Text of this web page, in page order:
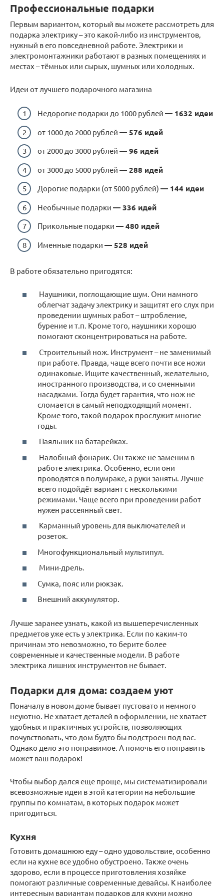
Профессиональные подарки
Первым вариантом, который вы можете рассмотреть для
подарка электрику – это какой-либо из инструментов,
нужный в его повседневной работе. Электрики и
электромонтажники работают в разных помещениях и
местах – тёмных или сырых, шумных или холодных.
Идеи от лучшего подарочного магазина
Недорогие подарки до 1000 рублей — 1632 идеи
от 1000 до 2000 рублей — 576 идей
от 2000 до 3000 рублей — 96 идей
от 3000 до 5000 рублей — 288 идей
Дорогие подарки (от 5000 рублей) — 144 идеи
Необычные подарки — 336 идей
Прикольные подарки — 480 идей
Именные подарки — 528 идей
В работе обязательно пригодятся:
Наушники, поглощающие шум. Они намного
облегчат задачу электрику и защитят его слух при
проведении шумных работ – штробление,
бурение и т.п. Кроме того, наушники хорошо
помогают сконцентрироваться на работе.
Строительный нож. Инструмент – не заменимый
при работе. Правда, чаще всего почти все ножи
одинаковые. Ищите качественный, желательно,
иностранного производства, и со сменными
насадками. Тогда будет гарантия, что нож не
сломается в самый неподходящий момент.
Кроме того, такой подарок прослужит многие
годы.
Паяльник на батарейках.
Налобный фонарик. Он также не заменим в
работе электрика. Особенно, если они
проводятся в полумраке, а руки заняты. Лучше
всего подойдёт вариант с несколькими
режимами. Чаще всего при проведении работ
нужен рассеянный свет.
Карманный уровень для выключателей и
розеток.
Многофункциональный мультипул.
Мини-дрель.
Сумка, пояс или рюкзак.
Внешний аккумулятор.
Лучше заранее узнать, какой из вышеперечисленных
предметов уже есть у электрика. Если по каким-то
причинам это невозможно, то берите более
современные и качественные модели. В работе
электрика лишних инструментов не бывает.
Подарки для дома: создаем уют
Поначалу в новом доме бывает пустовато и немного
неуютно. Не хватает деталей в оформлении, не хватает
удобных и практичных устройств, позволяющих
почувствовать, что дом будто бы подстроен под вас.
Однако дело это поправимое. А помочь его поправить
может ваш подарок!
Чтобы выбор дался еще проще, мы систематизировали
всевозможные идеи в этой категории на небольшие
группы по комнатам, в которых подарок может
пригодиться.
Кухня
Готовить домашнюю еду – одно удовольствие, особенно
если на кухне все удобно обустроено. Также очень
здорово, если в процессе приготовления хозяйке
помогают различные современные девайсы. К наиболее
интересным вариантам подарков для кухни можно